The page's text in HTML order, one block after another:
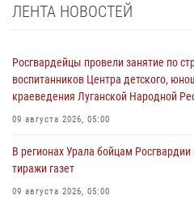
ЛЕНТА НОВОСТЕЙ
Росгвардейцы провели занятие по
воспитанников Центра детского,
краеведения Луганской Народной
09 августа 2026, 05:00
В регионах Урала бойцам
тиражи газет
09 августа 2026, 05:00